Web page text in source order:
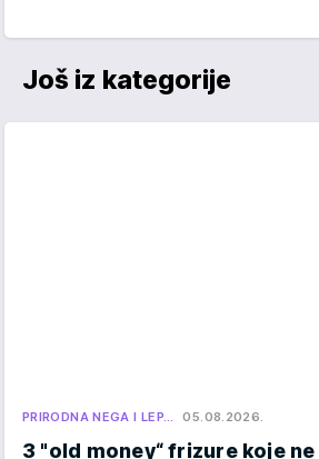
Još iz kategorije
PRIRODNA NEGA I LEP… 05.08.2026.
3 "old money“ frizure koje